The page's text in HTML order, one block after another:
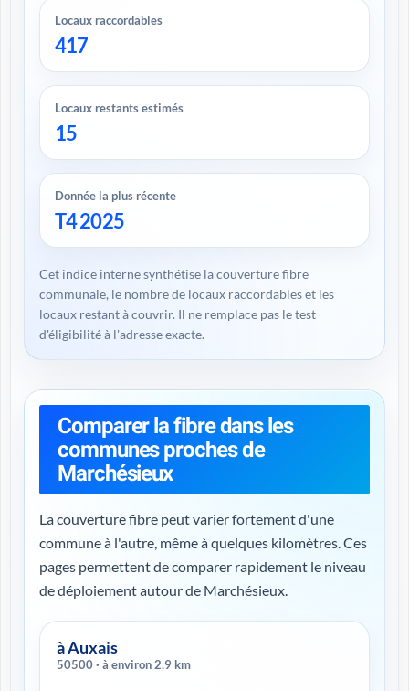
Locaux raccordables
417
Locaux restants estimés
15
Donnée la plus récente
T4 2025
Cet indice interne synthétise la couverture fibre
communale, le nombre de locaux raccordables et les
locaux restant à couvrir. Il ne remplace pas le test
d'éligibilité à l'adresse exacte.
Comparer la fibre dans les
communes proches de
Marchésieux
La couverture fibre peut varier fortement d'une
commune à l'autre, même à quelques kilomètres. Ces
pages permettent de comparer rapidement le niveau
de déploiement autour de Marchésieux.
à Auxais
50500 · à environ 2,9 km